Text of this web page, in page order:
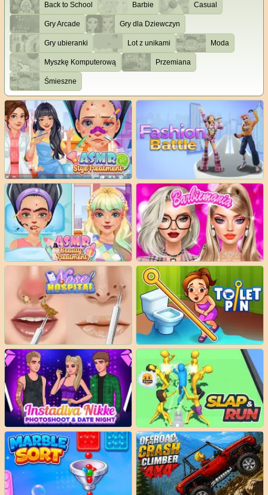
Back to School Barbie Casual
Gry Arcade Gry dla Dziewczyn
Gry ubieranki Lot z unikami Moda
Myszkę Komputerową Przemiana
Śmieszne